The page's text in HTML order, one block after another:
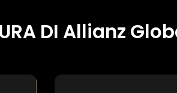
DI Allianz